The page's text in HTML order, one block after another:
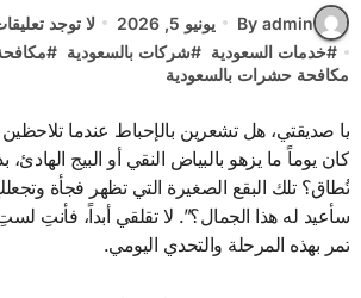
By admin يونيو 5, 2026
لا توجد
#خدمات السعودية #شركات بالسعودية #
مكافحة حشرات بالسعودية
يا صديقتي، هل تشعرين بالإحباط عندما تلاحظين أن كنبتك الفاتح، الذي
كان يوماً ما يزهو بالبياض النقي أو البيج الهادئ،
تُطاق؟ تلك البقع الصغيرة التي تظهر فجأة
سأعيد له هذا الجمال؟”. لا تقلقي أبداً، فأنتِ
تمر بهذه المرحلة والتحدي اليومي.